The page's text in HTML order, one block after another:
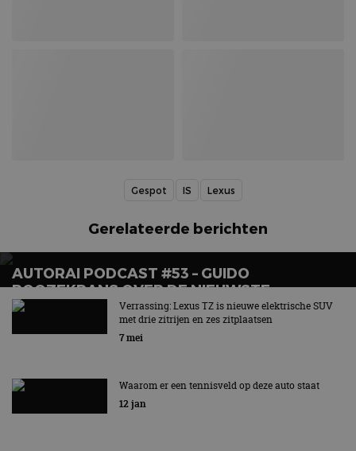
Gespot IS Lexus
Gerelateerde berichten
AUTORAI PODCAST #53 – GUIDO
ROOZEKRANS OVER DE NIEUWSTE
ELEKTRISCHE MODELLEN VAN TOYOTA EN
Verrassing: Lexus TZ is nieuwe elektrische SUV
met drie zitrijen en zes zitplaatsen
7 mei
Waarom er een tennisveld op deze auto staat
12 jan